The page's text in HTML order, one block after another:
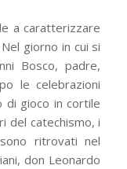
a caratterizzare
giorno in cui si
Bosco, padre,
le celebrazioni
di gioco in cortile
del catechismo, i
ritrovati nel
don Leonardo